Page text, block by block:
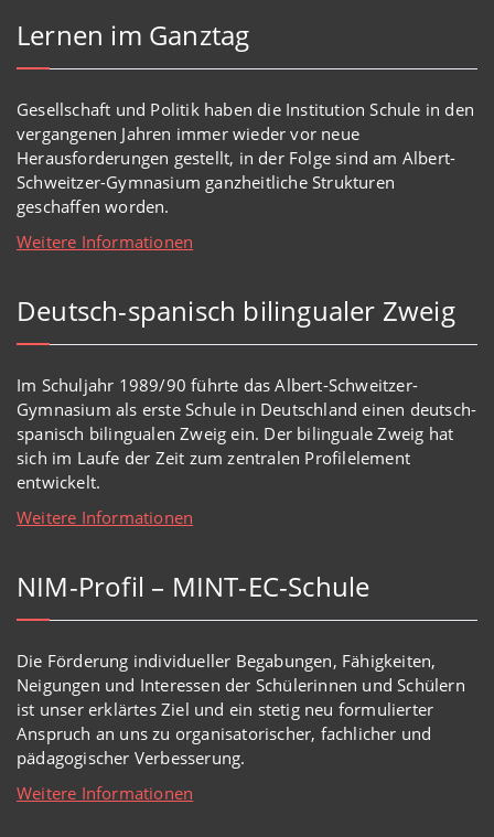
Lernen im Ganztag
Gesellschaft und Politik haben die Institution Schule in den
vergangenen Jahren immer wiedervor neue
Herausforderungen gestellt, in der Folge sind am Albert-
Schweitzer-Gymnasium ganzheitliche Strukturen
geschaffen worden.
Weitere Informationen
Deutsch-spanisch bilingualer Zweig
Im Schuljahr 1989/90 führte das Albert-Schweitzer-
Gymnasium als erste Schule in Deutschland einen deutsch-
spanisch bilingualen Zweig ein. Der bilinguale Zweig hat
sich im Laufe der Zeit zum zentralen Profilelement
entwickelt.
Weitere Informationen
NIM-Profil – MINT-EC-Schule
Die Förderung individueller Begabungen, Fähigkeiten,
Neigungen und Interessen der Schülerinnen und Schülern
ist unser erklärtes Ziel und ein stetig neu formulierter
Anspruch an uns zu organisatorischer, fachlicher und
pädagogischer Verbesserung.
Weitere Informationen